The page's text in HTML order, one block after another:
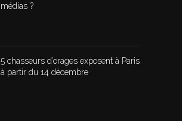
médias ?
5 chasseurs d’orages exposent à Paris
à partir du 14 décembre